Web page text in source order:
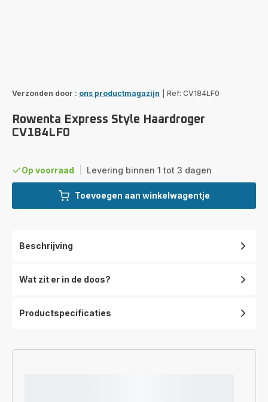
Verzonden door : ons productmagazijn Ref: CV184LF0
Rowenta Express Style Haardroger
CV184LF0
Op voorraad Levering binnen 1 tot 3 dagen
Toevoegen aan winkelwagentje
Beschrijving
Wat zit er in de doos?
Productspecificaties